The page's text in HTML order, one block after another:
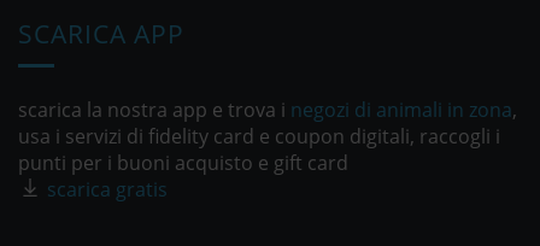
SCARICA APP
scarica la nostra app e trova i negozi di animali in zona,
usa i servizi di fidelity card e coupon digitali, raccogli i
punti per i buoni acquisto e gift card
scarica gratis